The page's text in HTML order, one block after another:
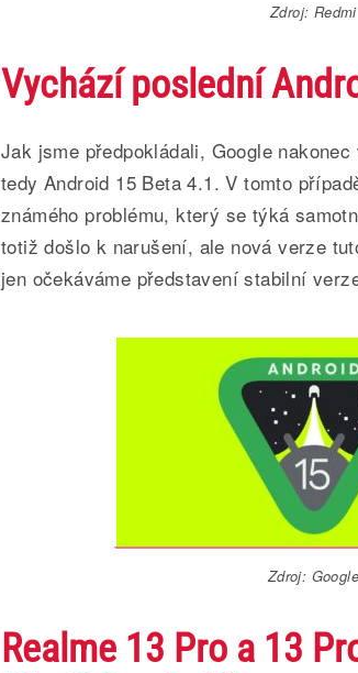
Zdroj: Redmi
Vychází poslední
Jak jsme předpokládali, Google
tedy Android 15 Beta 4.1. V tomto
známého problému, který se týká
totiž došlo k narušení, ale nová verze
jen očekáváme představení stabilní
Zdroj: Google
Realme 13 Pro a 13